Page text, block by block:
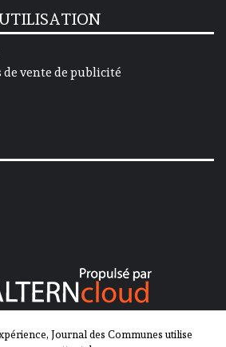
vente de publicité
Journal des Communes utilise